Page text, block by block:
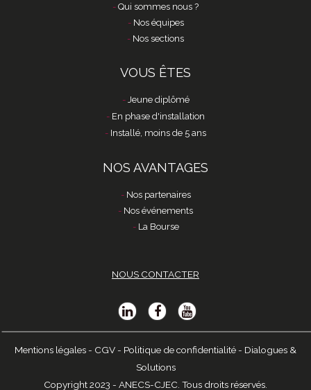
Qui sommes nous ?
Nos équipes
Nos sections
VOUS ÊTES
Jeune diplômé
En phase d'installation
Installé, moins de 5 ans
NOS AVANTAGES
Nos partenaires
Nos événements
La Bourse
NOUS CONTACTER
Mentions légales - CGV - Politique de confidentialité - Dialogues &
Solutions
Copyright 2023 - ANECS-CJEC. Tous droits réservés.